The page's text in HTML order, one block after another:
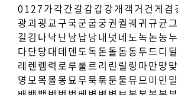
0 1 27가각간갈감갑강개 객 거 건 게 겸
광괴 굉 교구국군굽궁권 궐궤귀규균그
길 김 나낙난남납낭내 넛 네 노녹논농누
다단당대 데 덴 도독돈돌돔동두드디 딜
레 렌 렘 력 로루룰르리 린 릴 링 마만망맞
명 모목몰몽묘무묵묶문물뮤므미 민 밀